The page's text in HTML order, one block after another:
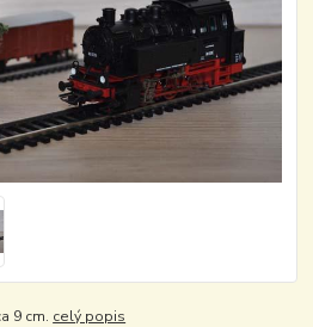
9 cm. celý popis